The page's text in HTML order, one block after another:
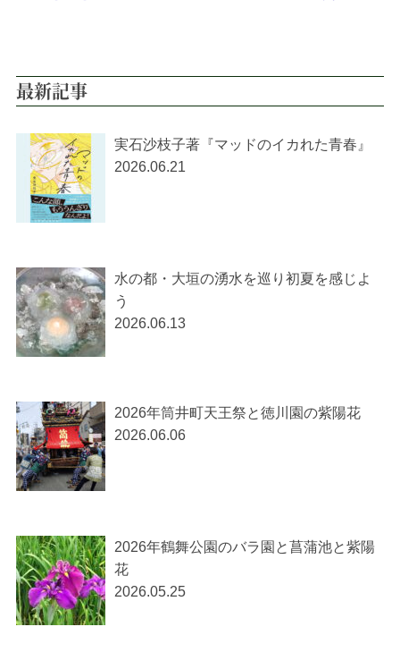
最新記事
実石沙枝子著『マッドのイカれた青春』
2026.06.21
水の都・大垣の湧水を巡り初夏を感じよ
う
2026.06.13
2026年筒井町天王祭と徳川園の紫陽花
2026.06.06
2026年鶴舞公園のバラ園と菖蒲池と紫陽
花
2026.05.25